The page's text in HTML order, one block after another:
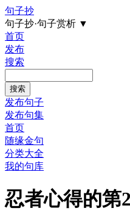
句子抄
句子抄·句子赏析 ▼
首页
发布
搜索
发布句子
发布句集
首页
随缘金句
分类大全
我的句库
忍者心得的第